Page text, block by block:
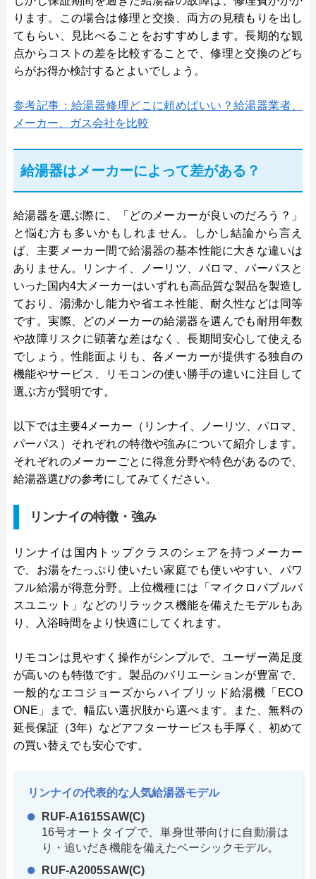
ります。この場合は修理と交換、両方の見積もりを出し
てもらい、見比べることをおすすめします。長期的な観
点からコストの差を比較することで、修理と交換のどち
らがお得か検討するとよいでしょう。
参考記事：給湯器修理どこに頼めばいい？給湯器業者、
メーカー、ガス会社を比較
給湯器はメーカーによって差がある？
給湯器を選ぶ際に、「どのメーカーが良いのだろう？」
と悩む方も多いかもしれません。しかし結論から言え
ば、主要メーカー間で給湯器の基本性能に大きな違いは
ありません。リンナイ、ノーリツ、パロマ、パーパスと
いった国内4大メーカーはいずれも高品質な製品を製造し
ており、湯沸かし能力や省エネ性能、耐久性などは同等
です。実際、どのメーカーの給湯器を選んでも耐用年数
や故障リスクに顕著な差はなく、長期間安心して使える
でしょう。性能面よりも、各メーカーが提供する独自の
機能やサービス、リモコンの使い勝手の違いに注目して
選ぶ方が賢明です。
以下では主要4メーカー（リンナイ、ノーリツ、パロマ、
パーパス）それぞれの特徴や強みについて紹介します。
それぞれのメーカーごとに得意分野や特色があるので、
給湯器選びの参考にしてみてください。
リンナイの特徴・強み
リンナイは国内トップクラスのシェアを持つメーカー
で、お湯をたっぷり使いたい家庭でも使いやすい、パワ
フル給湯が得意分野。上位機種には「マイクロバブルバ
スユニット」などのリラックス機能を備えたモデルもあ
り、入浴時間をより快適にしてくれます。
リモコンは見やすく操作がシンプルで、ユーザー満足度
が高いのも特徴です。製品のバリエーションが豊富で、
一般的なエコジョーズからハイブリッド給湯機「ECO
ONE」まで、幅広い選択肢から選べます。また、無料の
延長保証（3年）などアフターサービスも手厚く、初めて
の買い替えでも安心です。
リンナイの代表的な人気給湯器モデル
RUF-A1615SAW(C)
16号オートタイプで、単身世帯向けに自動湯は
り・追いだき機能を備えたベーシックモデル。
RUF-A2005SAW(C)